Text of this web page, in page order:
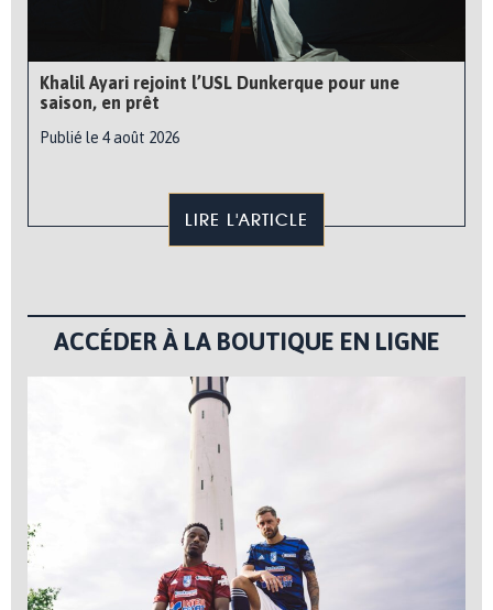
Khalil Ayari rejoint l’USL Dunkerque pour une
saison, en prêt
Publié le 4 août 2026
LIRE L'ARTICLE
ACCÉDER À LA BOUTIQUE EN LIGNE